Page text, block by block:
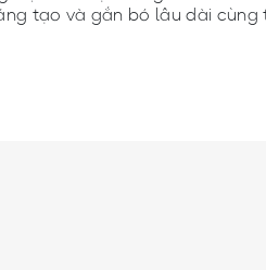
tạo và gắn bó lâu dài cùng